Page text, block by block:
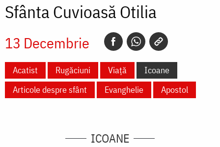
Sfânta Cuvioasă Otilia
13 Decembrie
Acatist Rugăciuni Viață
Icoane
Articole despre sfânt
Evanghelie Apostol
ICOANE